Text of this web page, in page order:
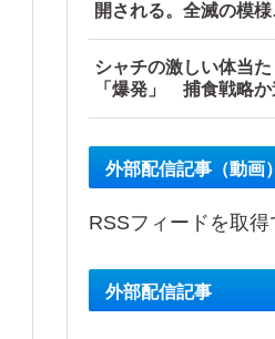
開される。全滅の模
シャチの激しい体当
「爆発」 捕食戦略か
外部配信記事（動画）
RSSフィードを取得
外部配信記事